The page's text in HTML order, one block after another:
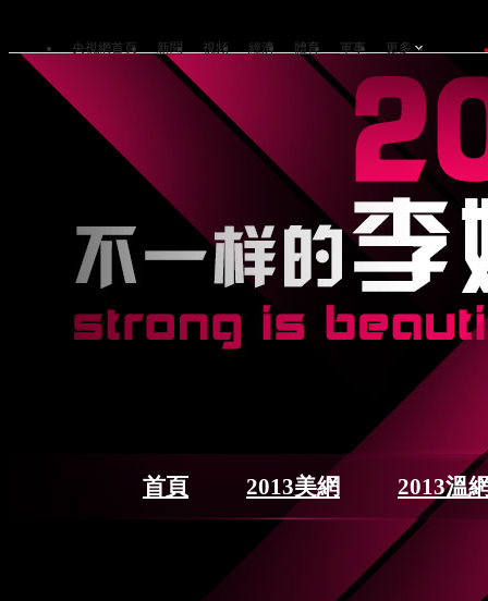
央視網首頁 新聞 視頻 經濟 體育 軍事 更多
首頁 2013美網 2013溫